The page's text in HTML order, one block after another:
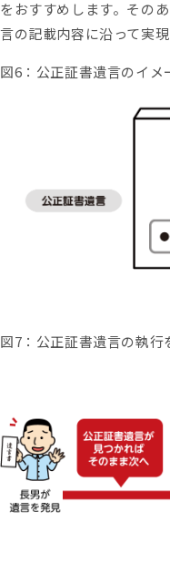
をおすすめします。その
言の記載内容に沿って実現
図6：公正証書遺言のイメ
図7 ：公正証書遺言の執